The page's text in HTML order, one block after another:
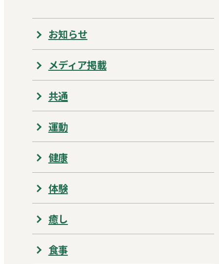
お知らせ
メディア掲載
共通
運動
健康
体験
癒し
食事